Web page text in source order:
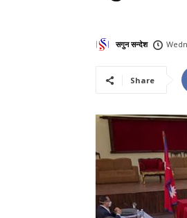
सगुन सन्देश
Share